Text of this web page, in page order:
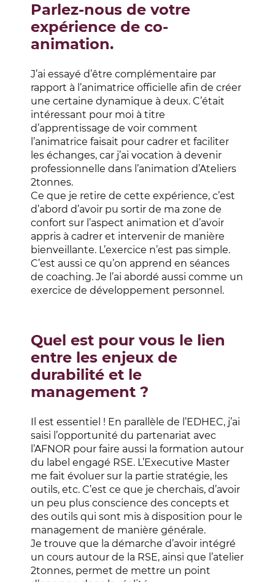
Parlez-nous de votre
expérience de co-
animation.
J’ai essayé d’être complémentaire par
rapport à l’animatrice officielle afin de créer
une certaine dynamique à deux. C’était
intéressant pour moi à titre
d’apprentissage de voir comment
l’animatrice faisait pour cadrer et faciliter
les échanges, car j’ai vocation à devenir
professionnelle dans l’animation d’Ateliers
2tonnes.
Ce que je retire de cette expérience, c’est
d’abord d’avoir pu sortir de ma zone de
confort sur l’aspect animation et d’avoir
appris à cadrer et intervenir de manière
bienveillante. L’exercice n’est pas simple.
C’est aussi ce qu’on apprend en séances
de coaching. Je l’ai abordé aussi comme un
exercice de développement personnel.
Quel est pour vous le lien
entre les enjeux de
durabilité et le
management ?
Il est essentiel ! En parallèle de l’EDHEC, j’ai
saisi l’opportunité du partenariat avec
l’AFNOR pour faire aussi la formation autour
du label engagé RSE. L’Executive Master
me fait évoluer sur la partie stratégie, les
outils, etc. C’est ce que je cherchais, d’avoir
un peu plus conscience des concepts et
des outils qui sont mis à disposition pour le
management de manière générale.
Je trouve que la démarche d’avoir intégré
un cours autour de la RSE, ainsi que l’atelier
2tonnes, permet de mettre un point